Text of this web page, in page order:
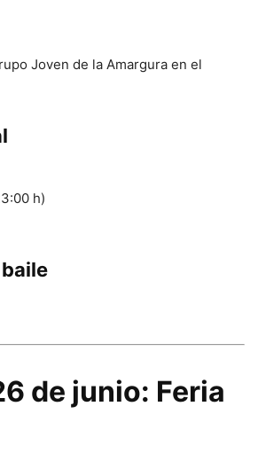
Joven de la Amargura en el
h)
de junio: Feria